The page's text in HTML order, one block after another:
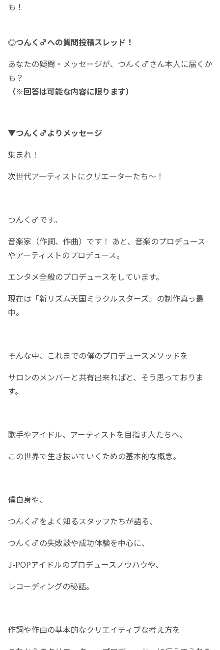
も！
◎つんく♂への質問投稿スレッド！
あなたの疑問・メッセージが、つんく♂さん本人に届くか
も？
（※回答は可能な内容に限ります）
▼つんく♂よりメッセージ
集まれ！
次世代アーティストにクリエーターたち〜！
つんく♂です。
音楽家（作詞、作曲）です！ あと、音楽のプロデュース
やアーティストのプロデュース。
エンタメ全般のプロデュースをしています。
現在は「新リズム天国ミラクルスターズ」の制作真っ最
中。
そんな中、これまでの僕のプロデュースメソッドを
サロンのメンバーと共有出来ればと、そう思っておりま
す。
歌手やアイドル、アーティストを目指す人たちへ、
この世界で生き抜いていくための基本的な概念。
僕自身や、
つんく♂をよく知るスタッフたちが語る、
つんく♂の失敗談や成功体験を中心に、
J-POPアイドルのプロデュースノウハウや、
レコーディングの秘話。
作詞や作曲の基本的なクリエイティブな考え方を